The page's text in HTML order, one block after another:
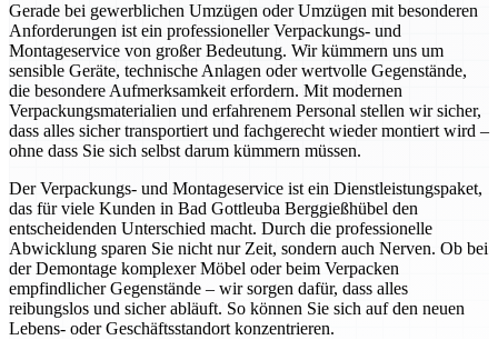
Gerade bei gewerblichen Umzügen oder Umzügen mit besonderen
Anforderungen ist ein professioneller Verpackungs- und
Montageservice von großer Bedeutung. Wir kümmern uns um
sensible Geräte, technische Anlagen oder wertvolle Gegenstände,
die besondere Aufmerksamkeit erfordern. Mit modernen
Verpackungsmaterialien und erfahrenem Personal stellen wir sicher,
dass alles sicher transportiert und fachgerecht wieder montiert wird –
ohne dass Sie sich selbst darum kümmern müssen.
Der Verpackungs- und Montageservice ist ein Dienstleistungspaket,
das für viele Kunden in Bad Gottleuba Berggießhübel den
entscheidenden Unterschied macht. Durch die professionelle
Abwicklung sparen Sie nicht nur Zeit, sondern auch Nerven. Ob bei
der Demontage komplexer Möbel oder beim Verpacken
empfindlicher Gegenstände – wir sorgen dafür, dass alles
reibungslos und sicher abläuft. So können Sie sich auf den neuen
Lebens- oder Geschäftsstandort konzentrieren.